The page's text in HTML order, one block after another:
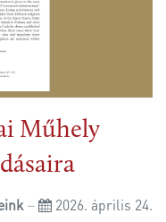
Műhely
2026. április 24.